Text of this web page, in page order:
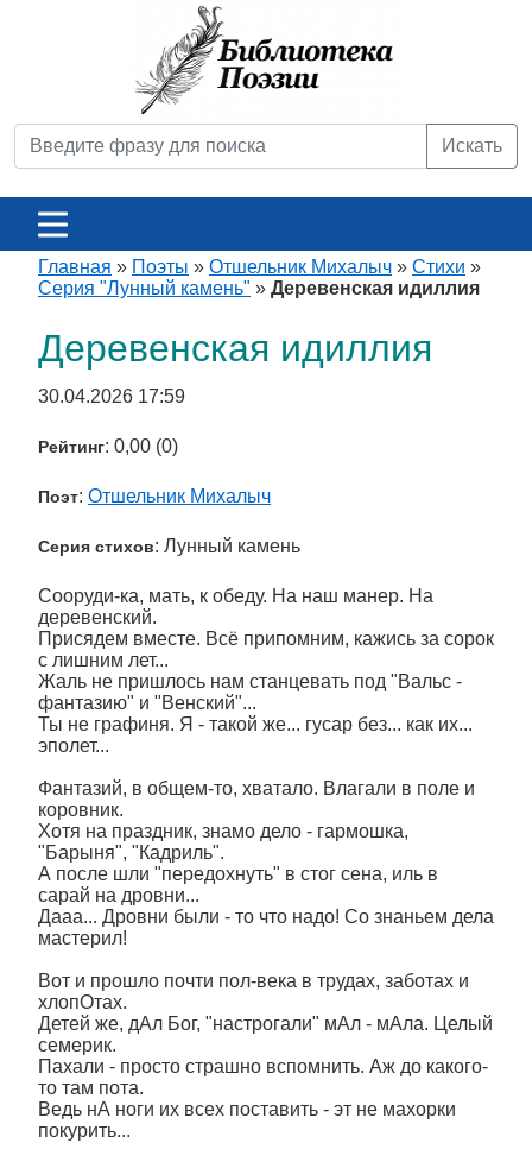
Искать
Главная » Поэты » Отшельник Михалыч » Стихи »
Серия "Лунный камень" » Деревенская идиллия
Деревенская идиллия
30.04.2026 17:59
Рейтинг: 0,00 (0)
Поэт: Отшельник Михалыч
Серия стихов: Лунный камень
­­­­­­­Сооруди-ка, мать, к обеду. На наш манер. На
деревенский.
Присядем вместе. Всё припомним, кажись за сорок
с лишним лет...
Жаль не пришлось нам станцевать под "Вальс -
фантазию" и "Венский"...
Ты не графиня. Я - такой же... гусар без... как их...
эполет...
Фантазий, в общем-то, хватало. Влагали в поле и
коровник.
Хотя на праздник, знамо дело - гармошка,
"Барыня", "Кадриль".
А после шли "передохнуть" в стог сена, иль в
сарай на дровни...
Дааа... Дровни были - то что надо! Со знаньем дела
мастерил!
Вот и прошло почти пол-века в трудах, заботах и
хлопОтах.
Детей же, дАл Бог, "настрогали" мАл - мАла. Целый
семерик.
Пахали - просто страшно вспомнить. Аж до какого-
то там пота.
Ведь нА ноги их всех поставить - эт не махорки
покурить...